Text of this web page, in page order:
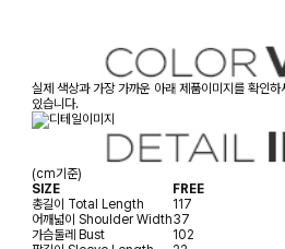
실제 색상과 가장 가까운 아래 제품이미지를 확인
있습니다.
(cm기준)
SIZE
FREE
총길이 Total Length
117
어깨넓이 Shoulder Width37
가슴둘레 Bust
102